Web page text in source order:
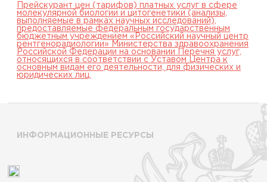
Прейскурант цен (тарифов) платных услуг в сфере
молекулярной биологии и цитогенетики (анализы,
выполняемые в рамках научных исследований),
предоставляемые федеральным государственным
бюджетным учреждением «Российский научный центр
рентгенорадиологии» Министерства здравоохранения
Российской Федерации на основании Перечня услуг,
относящихся в соответствии с Уставом Центра к
основным видам его деятельности, для физических и
юридических лиц.
ИНФОРМАЦИОННЫЕ РЕСУРСЫ